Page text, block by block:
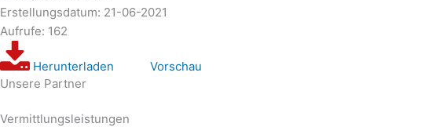
Erstellungsdatum: 21-06-2021
Aufrufe: 162
Herunterladen
Vorschau
Unsere Partner
Vermittlungsleistungen